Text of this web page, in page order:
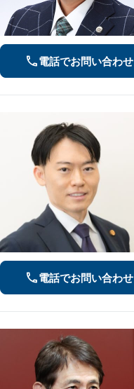
電話でお問い合わせ
電話でお問い合わせ